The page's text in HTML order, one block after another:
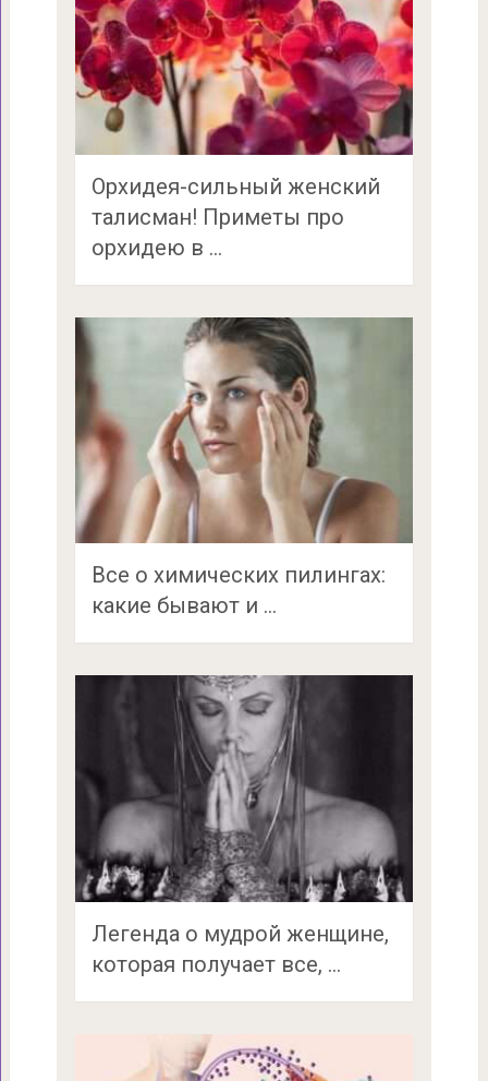
Орхидея-сильный женский
талисман! Приметы про
орхидею в …
Все о химических пилингах:
какие бывают и …
Легенда о мудрой женщине,
которая получает все, …